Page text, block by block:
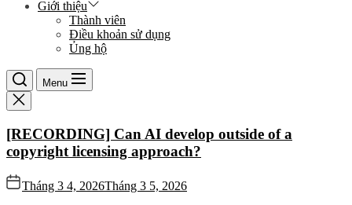
Giới thiệu
Thành viên
Điều khoản sử dụng
Ủng hộ
Menu
[RECORDING] Can AI develop outside of a
copyright licensing approach?
Tháng 3 4, 2026Tháng 3 5, 2026